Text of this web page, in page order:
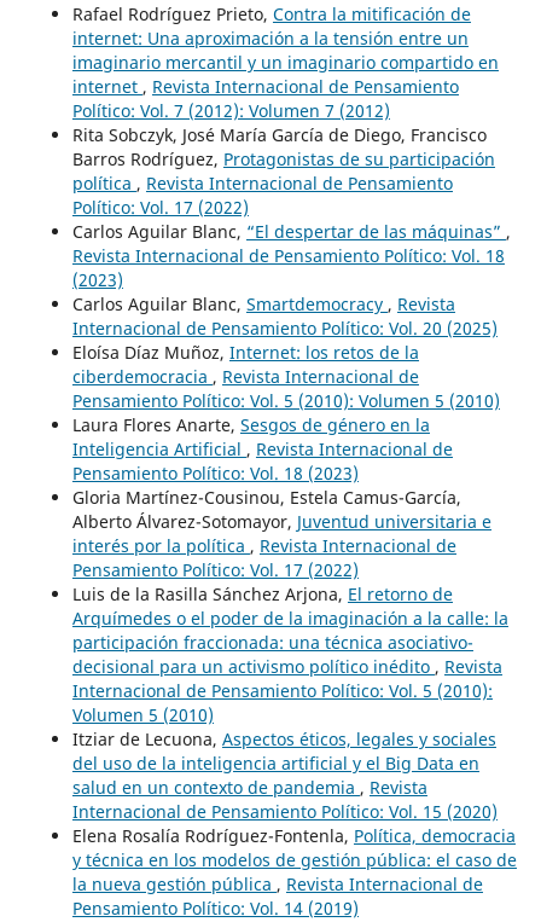
Rafael Rodríguez Prieto, Contra la mitificación de
internet: Una aproximación a la tensión entre un
imaginario mercantil y un imaginario compartido en
internet , Revista Internacional de Pensamiento
Político: Vol. 7 (2012): Volumen 7 (2012)
Rita Sobczyk, José María García de Diego, Francisco
Barros Rodríguez, Protagonistas de su participación
política , Revista Internacional de Pensamiento
Político: Vol. 17 (2022)
Carlos Aguilar Blanc, “El despertar de las máquinas” ,
Revista Internacional de Pensamiento Político: Vol. 18
(2023)
Carlos Aguilar Blanc, Smartdemocracy , Revista
Internacional de Pensamiento Político: Vol. 20 (2025)
Eloísa Díaz Muñoz, Internet: los retos de la
ciberdemocracia , Revista Internacional de
Pensamiento Político: Vol. 5 (2010): Volumen 5 (2010)
Laura Flores Anarte, Sesgos de género en la
Inteligencia Artificial , Revista Internacional de
Pensamiento Político: Vol. 18 (2023)
Gloria Martínez-Cousinou, Estela Camus-García,
Alberto Álvarez-Sotomayor, Juventud universitaria e
interés por la política , Revista Internacional de
Pensamiento Político: Vol. 17 (2022)
Luis de la Rasilla Sánchez Arjona, El retorno de
Arquímedes o el poder de la imaginación a la calle: la
participación fraccionada: una técnica asociativo-
decisional para un activismo político inédito , Revista
Internacional de Pensamiento Político: Vol. 5 (2010):
Volumen 5 (2010)
Itziar de Lecuona, Aspectos éticos, legales y sociales
del uso de la inteligencia artificial y el Big Data en
salud en un contexto de pandemia , Revista
Internacional de Pensamiento Político: Vol. 15 (2020)
Elena Rosalía Rodríguez-Fontenla, Política, democracia
y técnica en los modelos de gestión pública: el caso de
la nueva gestión pública , Revista Internacional de
Pensamiento Político: Vol. 14 (2019)